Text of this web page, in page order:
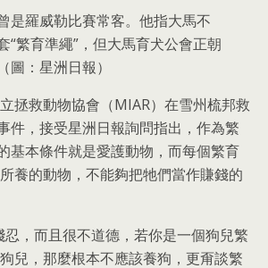
是羅威勒比賽常客。他指大馬不
“繁育準繩”，但大馬育犬公會正朝
圖：星洲日報）
拯救動物協會（MIAR）在雪州梳邦救
件，接受星洲日報詢問指出，作為繁
基本條件就是愛護動物，而每個繁育
養的動物，不能夠把牠們當作賺錢的
忍，而且很不道德，若你是一個狗兒繁
兒，那麼根本不應該養狗，更甭談繁